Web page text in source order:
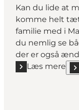
Kan du lide at
komme helt tæt
familie med i
du nemlig se
der er også
Læs mere
Læs mere